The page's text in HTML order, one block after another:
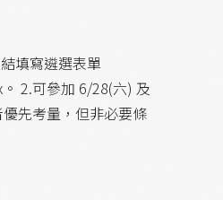
填寫遴選表單
2.可參加 6/28(六) 及
先考量，但非必要條